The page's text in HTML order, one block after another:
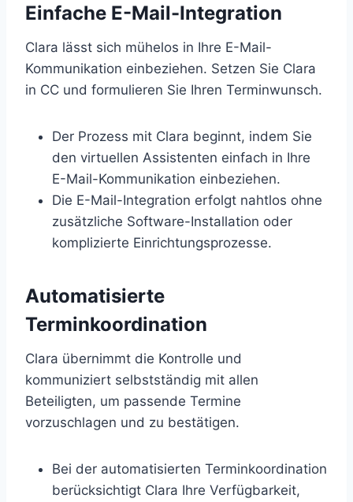
Einfache E-Mail-Integration
Clara lässt sich mühelos in Ihre E-Mail-
Kommunikation einbeziehen. Setzen Sie Clara
in CC und formulieren Sie Ihren Terminwunsch.
Der Prozess mit Clara beginnt, indem Sie
den virtuellen Assistenten einfach in Ihre
E-Mail-Kommunikation einbeziehen.
Die E-Mail-Integration erfolgt nahtlos ohne
zusätzliche Software-Installation oder
komplizierte Einrichtungsprozesse.
Automatisierte
Terminkoordination
Clara übernimmt die Kontrolle und
kommuniziert selbstständig mit allen
Beteiligten, um passende Termine
vorzuschlagen und zu bestätigen.
Bei der automatisierten Terminkoordination
berücksichtigt Clara Ihre Verfügbarkeit,